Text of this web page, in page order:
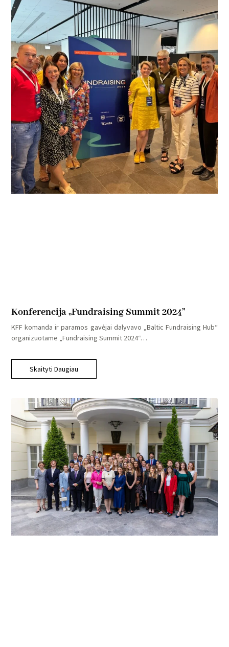
Konferencija „Fundraising Summit 2024”
KFF komanda ir paramos gavėjai dalyvavo „Baltic Fundraising Hub“
organizuotame „Fundraising Summit 2024“…
Skaityti Daugiau